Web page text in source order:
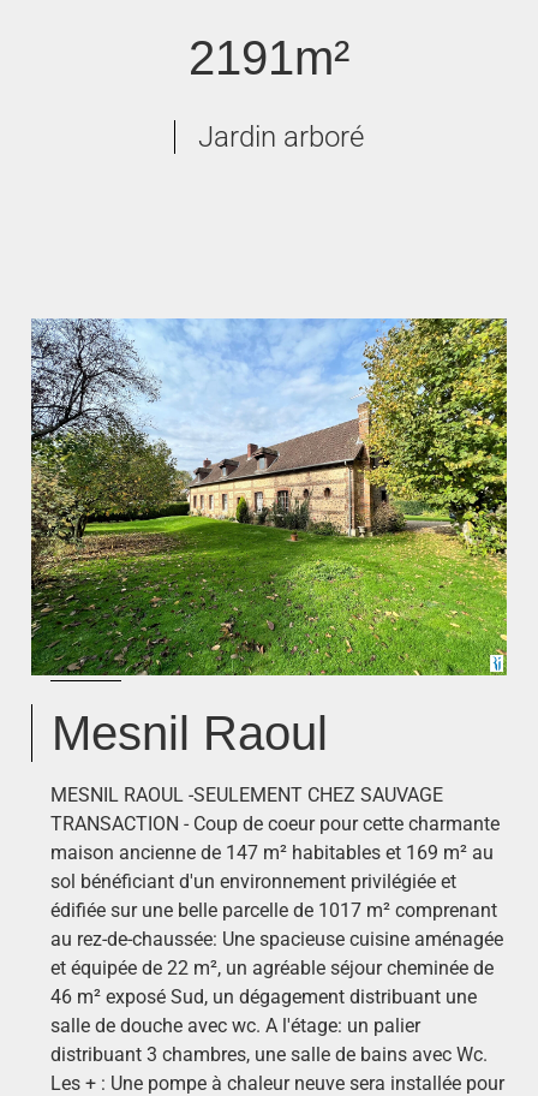
2191m²
Jardin arboré
Mesnil Raoul
MESNIL RAOUL -SEULEMENT CHEZ SAUVAGE
TRANSACTION - Coup de coeur pour cette charmante
maison ancienne de 147 m² habitables et 169 m² au
sol bénéficiant d'un environnement privilégiée et
édifiée sur une belle parcelle de 1017 m² comprenant
au rez-de-chaussée: Une spacieuse cuisine aménagée
et équipée de 22 m², un agréable séjour cheminée de
46 m² exposé Sud, un dégagement distribuant une
salle de douche avec wc. A l'étage: un palier
distribuant 3 chambres, une salle de bains avec Wc.
Les + : Une pompe à chaleur neuve sera installée pour